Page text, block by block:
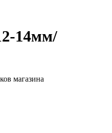
14мм/
магазина